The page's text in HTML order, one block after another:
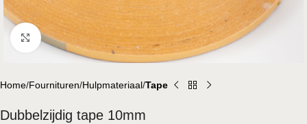
Klik om te vergroten
Home Fournituren Hulpmateriaal Tape
Dubbelzijdig tape 10mm